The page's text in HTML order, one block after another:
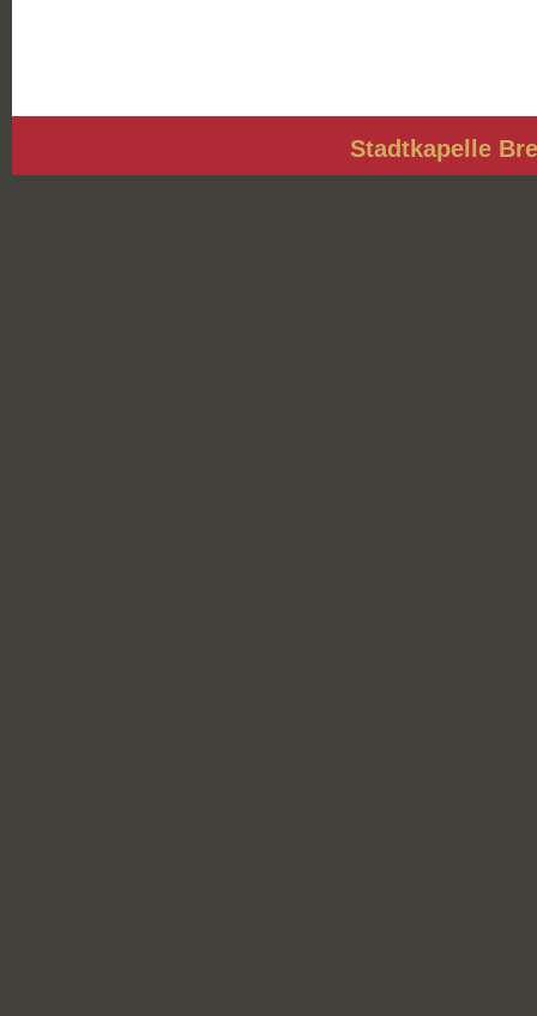
Stadtkapelle